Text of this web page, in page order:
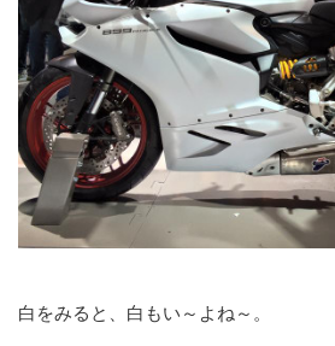
白をみると、白もい～よね～。